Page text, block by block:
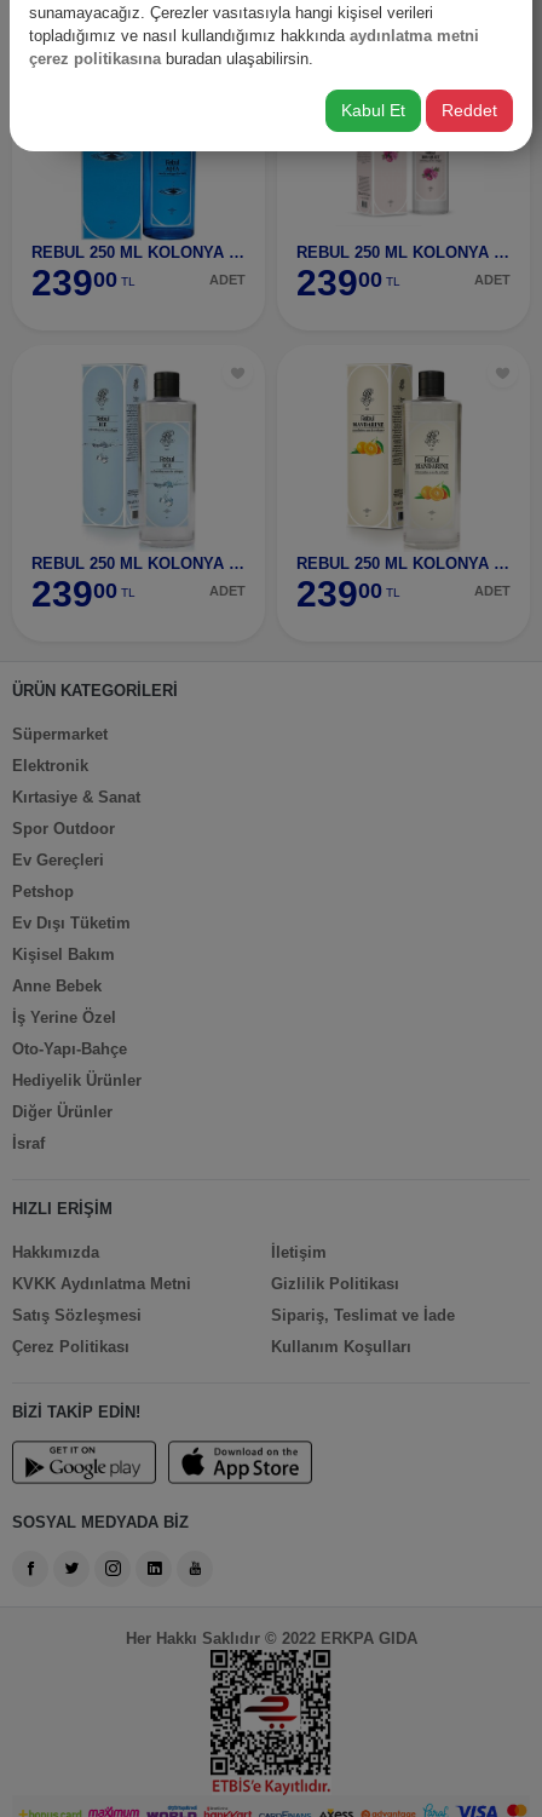
REBUL 250 ML KOLONYA AQUA
23900 TL ADET
REBUL 250 ML KOLONYA BOUQUET
23900 TL ADET
REBUL 250 ML KOLONYA ICE
23900 TL ADET
REBUL 250 ML KOLONYA MANDARİNE
23900 TL ADET
ÜRÜN KATEGORİLERİ
Süpermarket
Elektronik
Kırtasiye & Sanat
Spor Outdoor
Ev Gereçleri
Petshop
Ev Dışı Tüketim
Kişisel Bakım
Anne Bebek
İş Yerine Özel
Oto-Yapı-Bahçe
Hediyelik Ürünler
Diğer Ürünler
İsraf
HIZLI ERİŞİM
Hakkımızda
KVKK Aydınlatma Metni
Satış Sözleşmesi
Çerez Politikası
İletişim
Gizlilik Politikası
Sipariş, Teslimat ve İade
Kullanım Koşulları
BİZİ TAKİP EDİN!
SOSYAL MEDYADA BİZ
Her Hakkı Saklıdır © 2022 ERKPA GIDA
sunamayacağız. Çerezler vasıtasıyla hangi kişisel verileri
topladığımız ve nasıl kullandığımız hakkında aydınlatma metni
çerez politikasına buradan ulaşabilirsin.
Kabul Et Reddet